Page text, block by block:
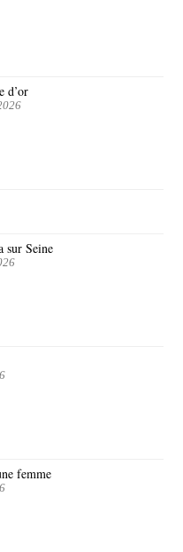
d’or
sur Seine
femme